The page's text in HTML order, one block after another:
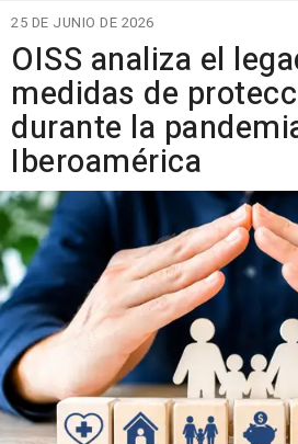
25 DE JUNIO DE 2026
OISS analiza el
medidas de
durante la
Iberoamérica